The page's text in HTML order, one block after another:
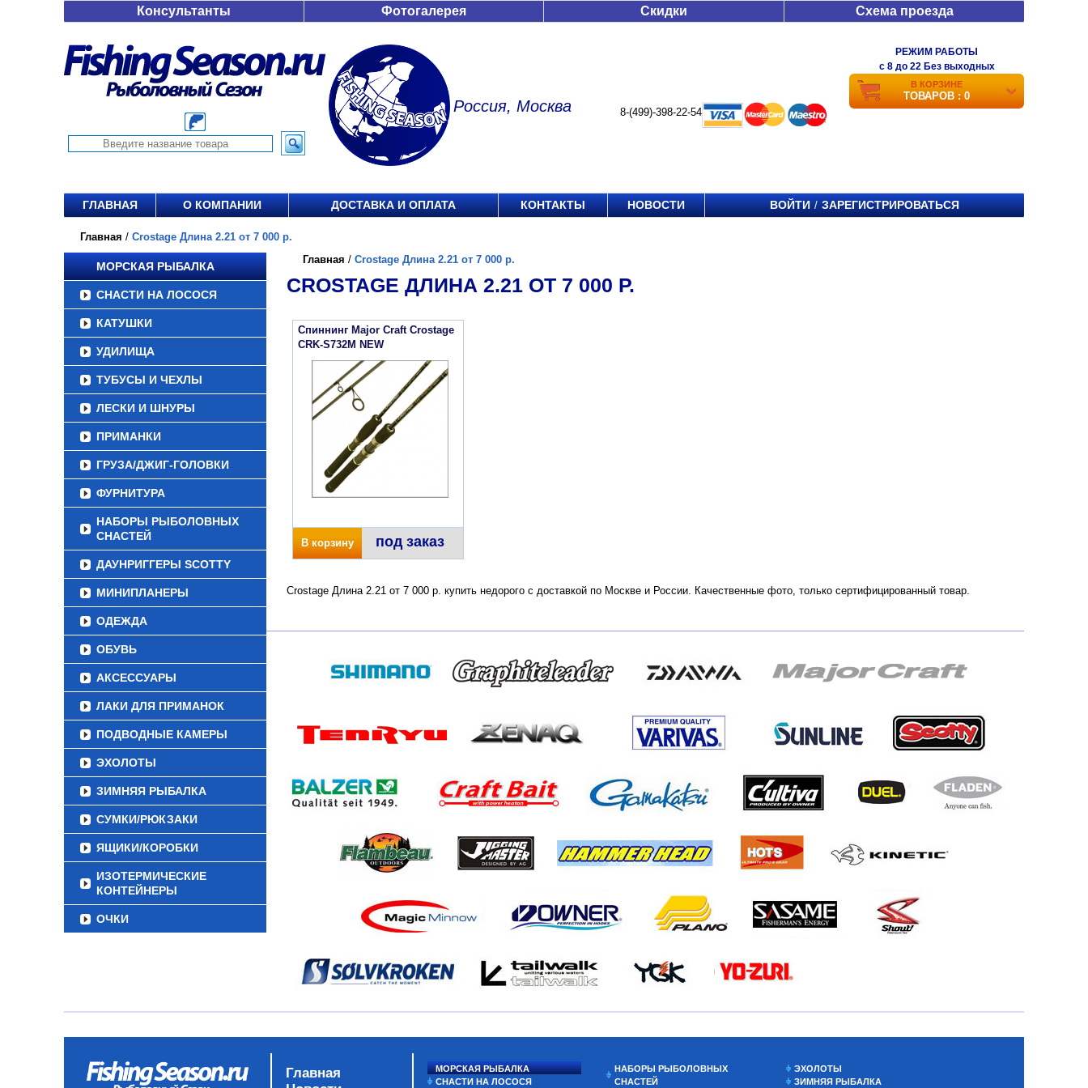
Консультанты Фотогалерея Скидки Схема проезда
Россия, Москва 8-(499)-398-22-54
РЕЖИМ РАБОТЫ
c 8 до 22 Без выходных
В КОРЗИНЕ
ТОВАРОВ : 0
ГЛАВНАЯ О КОМПАНИИ ДОСТАВКА И ОПЛАТА КОНТАКТЫ НОВОСТИ ВОЙТИ / ЗАРЕГИСТРИРОВАТЬСЯ
Главная / Crostage Длина 2.21 от 7 000 р.
МОРСКАЯ РЫБАЛКА
СНАСТИ НА ЛОСОСЯ
КАТУШКИ
УДИЛИЩА
ТУБУСЫ И ЧЕХЛЫ
ЛЕСКИ И ШНУРЫ
ПРИМАНКИ
ГРУЗА/ДЖИГ-ГОЛОВКИ
ФУРНИТУРА
НАБОРЫ РЫБОЛОВНЫХ
СНАСТЕЙ
ДАУНРИГГЕРЫ SCOTTY
МИНИПЛАНЕРЫ
ОДЕЖДА
ОБУВЬ
АКСЕССУАРЫ
ЛАКИ ДЛЯ ПРИМАНОК
ПОДВОДНЫЕ КАМЕРЫ
ЭХОЛОТЫ
ЗИМНЯЯ РЫБАЛКА
СУМКИ/РЮКЗАКИ
ЯЩИКИ/КОРОБКИ
ИЗОТЕРМИЧЕСКИЕ
КОНТЕЙНЕРЫ
ОЧКИ
Главная / Crostage Длина 2.21 от 7 000 р.
CROSTAGE ДЛИНА 2.21 ОТ 7 000 Р.
Спиннинг Major Craft Crostage
CRK-S732M NEW
В корзину под заказ
Crostage Длина 2.21 от 7 000 р. купить недорого с доставкой по Москве и России. Качественные фото, только сертифицированный товар.
Главная
МОРСКАЯ РЫБАЛКА
СНАСТИ НА ЛОСОСЯ
НАБОРЫ РЫБОЛОВНЫХ
СНАСТЕЙ
ЭХОЛОТЫ
ЗИМНЯЯ РЫБАЛКА